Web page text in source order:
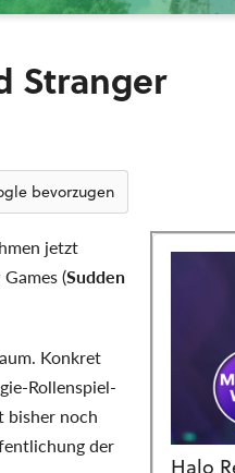
Stranger
bevorzugen
jetzt
(Sudden
Konkret
Rollenspiel-
bisher noch
der